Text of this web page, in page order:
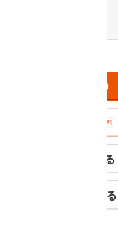
無料
特徴の似た物件を見る
お気に入りに追加する